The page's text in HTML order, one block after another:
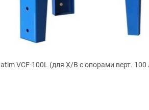
VCF-100L (для Х/В с опорами верт. 100